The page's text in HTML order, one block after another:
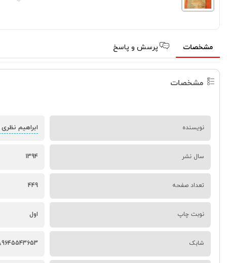
مشخصات پرسش و پاسخ
مشخصات
نویسنده ابراهیم
سال نشر 1394
تعداد صفحه 449
نوبت چاپ اول
شابک